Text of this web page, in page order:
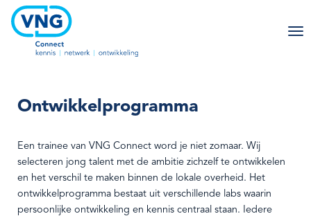
Ontwikkelprogramma
Een trainee van VNG Connect word je niet zomaar. Wij
selecteren jong talent met de ambitie zichzelf te ontwikkelen
en het verschil te maken binnen de lokale overheid. Het
ontwikkelprogramma bestaat uit verschillende labs waarin
persoonlijke ontwikkeling en kennis centraal staan. Iedere